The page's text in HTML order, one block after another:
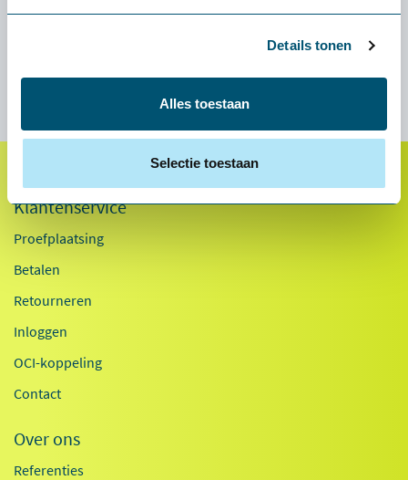
Details tonen
Alles toestaan
Selectie toestaan
en de medewerkers ervaren geen geluidsoverlast meer.
Klantenservice
Proefplaatsing
Betalen
Retourneren
Inloggen
OCI-koppeling
Contact
Over ons
Referenties